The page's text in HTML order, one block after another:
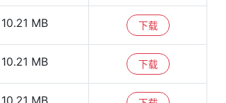
10.21 MB 下载
10.21 MB 下载